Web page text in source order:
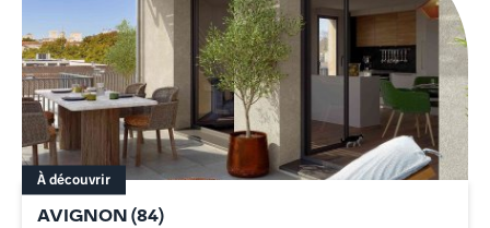
AVIGNON (84)
À découvrir